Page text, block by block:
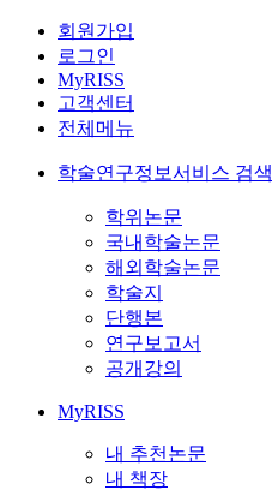
회원가입
로그인
MyRISS
고객센터
전체메뉴
학술연구정보서비스 검색
학위논문
국내학술논문
해외학술논문
학술지
단행본
연구보고서
공개강의
MyRISS
내 추천논문
내 책장